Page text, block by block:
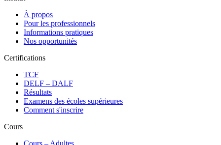
À propos
Pour les professionnels
Informations pratiques
Nos opportunités
Certifications
TCF
DELF – DALF
Résultats
Examens des écoles supérieures
Comment s'inscrire
Cours
Сours – Adultes